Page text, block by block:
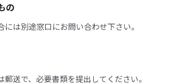
の
は別途窓口にお問い合わせ下さい。
送で、必要書類を提出してください。